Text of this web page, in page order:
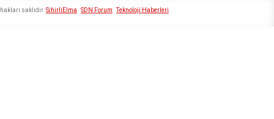
SihirliElma SDN Forum Teknoloji Haberleri
saklıdır